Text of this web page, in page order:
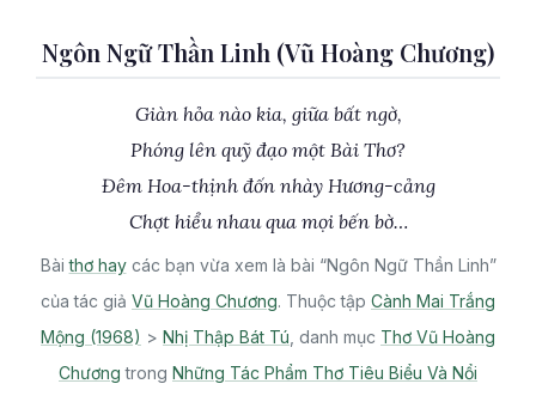
Ngôn Ngữ Thần Linh (Vũ Hoàng Chương)
Giàn hỏa nào kia, giữa bất ngờ,
Phóng lên quỹ đạo một Bài Thơ?
Đêm Hoa-thịnh đốn nhày Hương-cảng
Chợt hiểu nhau qua mọi bến bờ…
Bàithơ haycác bạn vừa xem là bài “Ngôn Ngữ Thần Linh”
của tác giả Vũ Hoàng Chương. Thuộc tập Cành Mai Trắng
Mộng (1968) > Nhị Thập Bát Tú , danh mục Thơ Vũ Hoàng
Chương trong Những Tác Phẩm Thơ Tiêu Biểu Và Nổi